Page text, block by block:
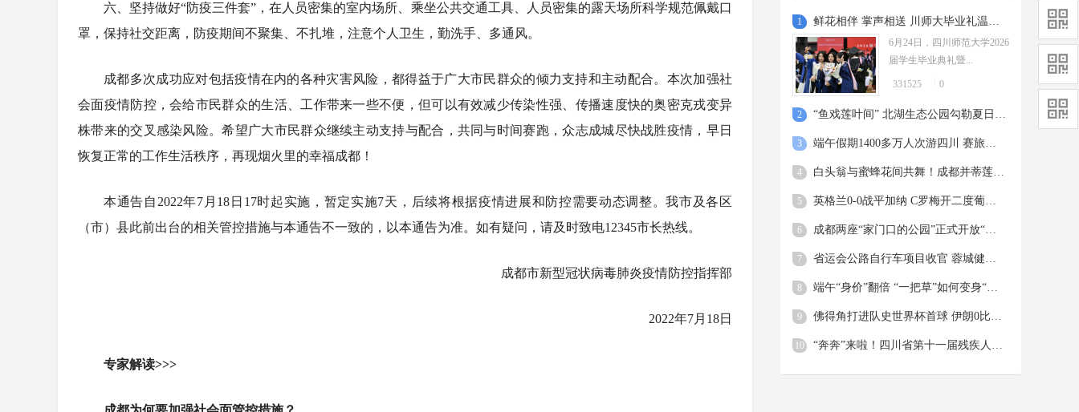
六、坚持做好“防疫三件套”，在人员密集的室内场所、乘坐公共交通工具、人员密集的露天场所科学规范佩戴口
罩，保持社交距离，防疫期间不聚集、不扎堆，注意个人卫生，勤洗手、多通风。
成都多次成功应对包括疫情在内的各种灾害风险，都得益于广大市民群众的倾力支持和主动配合。本次加强社
会面疫情防控，会给市民群众的生活、工作带来一些不便，但可以有效减少传染性强、传播速度快的奥密克戎变异
株带来的交叉感染风险。希望广大市民群众继续主动支持与配合，共同与时间赛跑，众志成城尽快战胜疫情，早日
恢复正常的工作生活秩序，再现烟火里的幸福成都！
本通告自2022年7月18日17时起实施，暂定实施7天，后续将根据疫情进展和防控需要动态调整。我市及各区
（市）县此前出台的相关管控措施与本通告不一致的，以本通告为准。如有疑问，请及时致电12345市长热线。
成都市新型冠状病毒肺炎疫情防控指挥部
2022年7月18日
专家解读>>>
更在遥远的天际线与连绵的群山...
1 鲜花相伴 掌声相送 川师大毕业礼温暖启程
6月24日，四川师范大学2026
届学生毕业典礼暨...
331525 0
2 “鱼戏莲叶间” 北湖生态公园勾勒夏日美景
3 端午假期1400多万人次游四川 赛旅融合成时尚 青春旅途是亮点
4 白头翁与蜜蜂花间共舞！成都并蒂莲含苞待放惹人怜爱
5 英格兰0-0战平加纳 C罗梅开二度葡萄牙5球大胜
6 成都两座“家门口的公园”正式开放“扫码飞”
7 省运会公路自行车项目收官 蓉城健儿斩获两金两铜
8 端午“身价”翻倍 “一把草”如何变身“国潮花束”？
9 佛得角打进队史世界杯首球 伊朗0比0逼平10人比利时 西班牙4比0沙特，18岁亚马尔首球
10 “奔奔”来啦！四川省第十一届残疾人运动会暨第六届特殊奥林匹克运动会标志标识正式发布